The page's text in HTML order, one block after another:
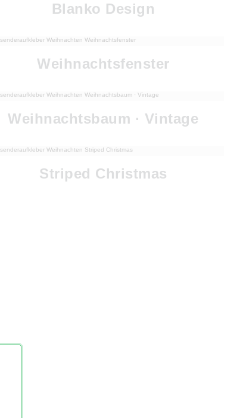
Blanko Design
Weihnachtsfenster
Weihnachtsbaum · Vintage
Striped Christmas